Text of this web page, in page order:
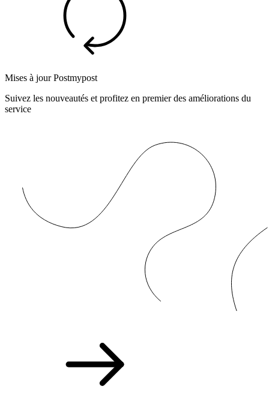
Mises à jour Postmypost
Suivez les nouveautés et profitez en premier des améliorations du
service